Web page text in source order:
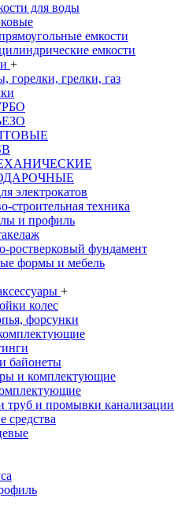
для воды
емкости
емкости
+
горелки, грелки, газ
электрокатов
строительная техника
и профиль
ростверковый фундамент
формы и мебель
+
колес
форсунки
байонеты
и комплектующие
труб и промывки канализации